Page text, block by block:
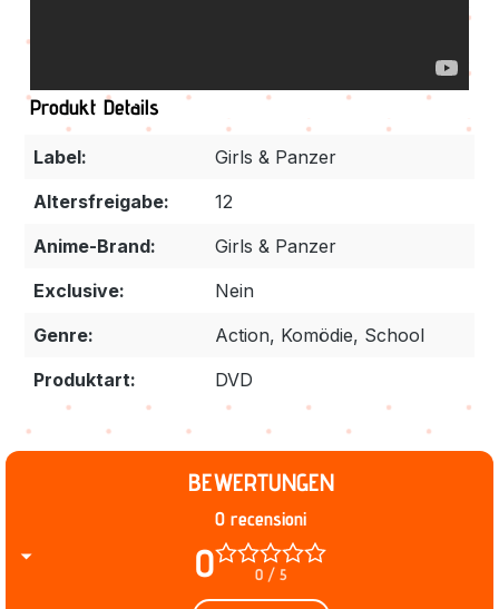
Produkt Details
Label:
Girls & Panzer
Altersfreigabe:
12
Anime-Brand:
Girls & Panzer
Exclusive:
Nein
Genre:
Action, Komödie, School
Produktart:
DVD
BEWERTUNGEN
0 0 / 5
0 recensioni